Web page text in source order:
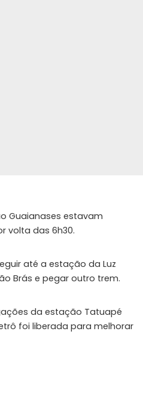
Guaianases estavam
volta das 6h30.
até a estação da Luz
Brás e pegar outro trem.
da estação Tatuapé
foi liberada para melhorar